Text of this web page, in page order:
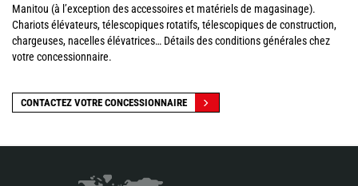
Manitou (à l’exception des accessoires et matériels de magasinage).
Chariots élévateurs, télescopiques rotatifs, télescopiques de construction,
chargeuses, nacelles élévatrices… Détails des conditions générales chez
votre concessionnaire.
CONTACTEZ VOTRE CONCESSIONNAIRE